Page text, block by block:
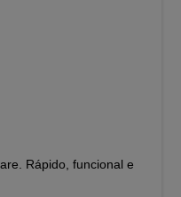
Rápido, funcional e